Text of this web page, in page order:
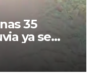
35
ya se